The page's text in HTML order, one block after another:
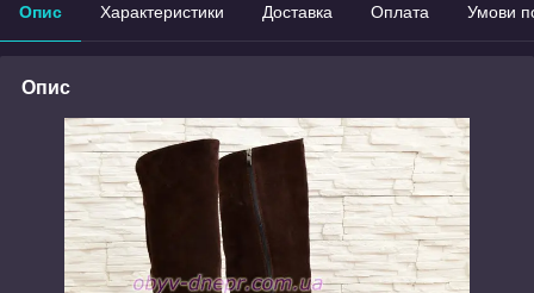
Опис Характеристики Доставка Оплата Умови
Опис